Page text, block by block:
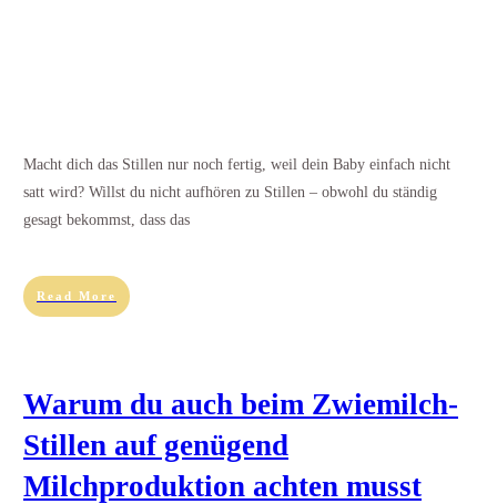
Macht dich das Stillen nur noch fertig, weil dein Baby einfach nicht
satt wird? Willst du nicht aufhören zu Stillen – obwohl du ständig
gesagt bekommst, dass das
Read More
Warum du auch beim Zwiemilch-
Stillen auf genügend
Milchproduktion achten musst